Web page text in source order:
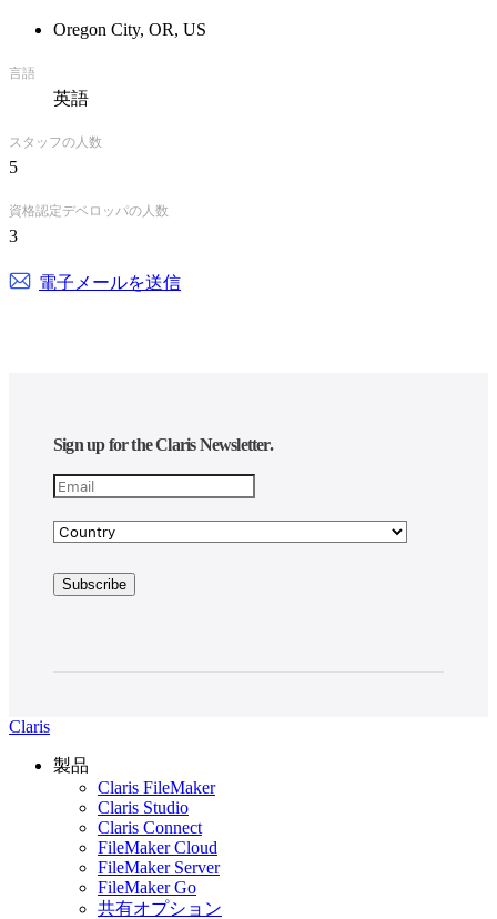
Oregon City, OR, US
言語
英語
スタッフの人数
5
資格認定デベロッパの人数
3
電子メールを送信
Sign up for the Claris Newsletter.
Claris
製品
Claris FileMaker
Claris Studio
Claris Connect
FileMaker Cloud
FileMaker Server
FileMaker Go
共有オプション